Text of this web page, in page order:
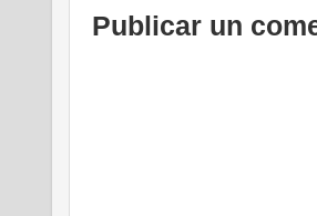
Publicar un